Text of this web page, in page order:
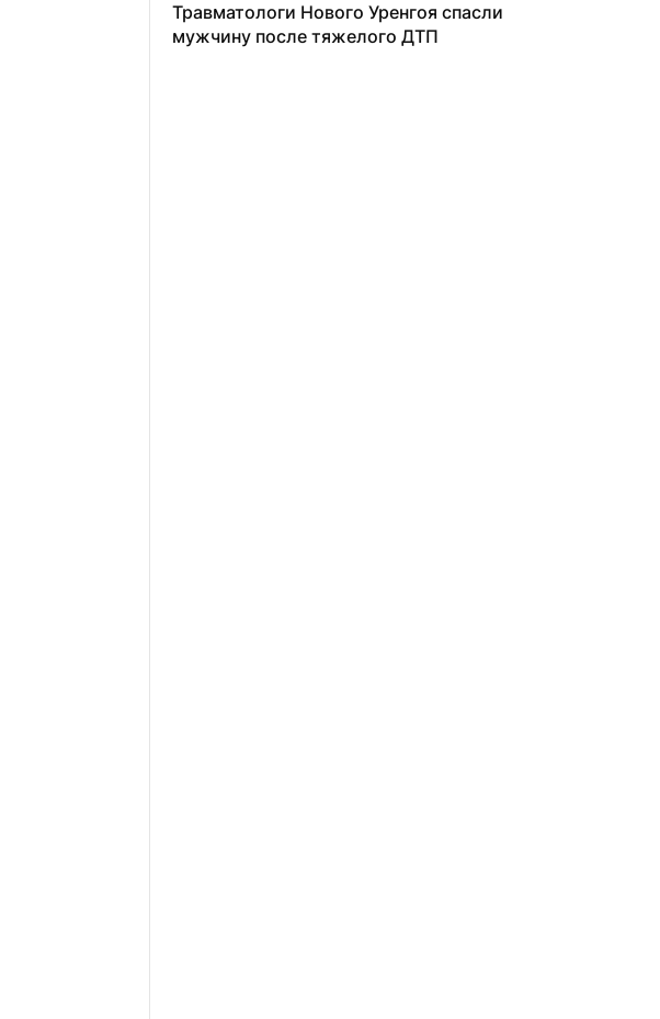
Травматологи Нового Уренгоя спасли
мужчину после тяжелого ДТП